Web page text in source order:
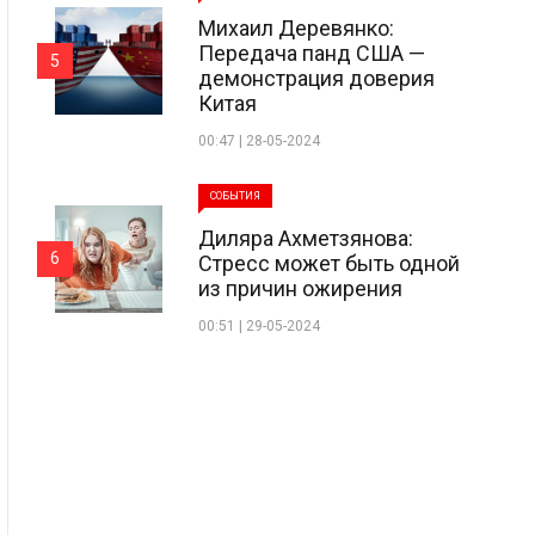
Михаил Деревянко:
Передача панд США —
демонстрация доверия
Китая
00:47 | 28-05-2024
5
СОБЫТИЯ
Диляра Ахметзянова:
Стресс может быть одной
из причин ожирения
00:51 | 29-05-2024
6